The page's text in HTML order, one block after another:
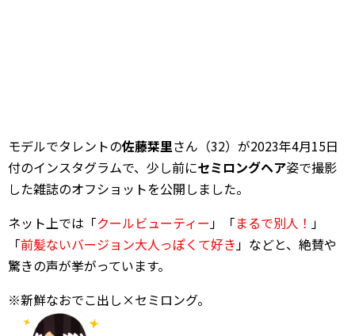
モデルでタレントの佐藤栞里さん（32）が2023年4月15日
付のインスタグラムで、少し前にセミロングヘア姿で撮影
した雑誌のオフショットを公開しました。
ネット上では「クールビューティー」「まるで別人！ 」
「前髪ないバージョン大人っぽくて好き」などと、絶賛や
驚きの声が挙がっています。
※新鮮なおでこ出し×セミロング。